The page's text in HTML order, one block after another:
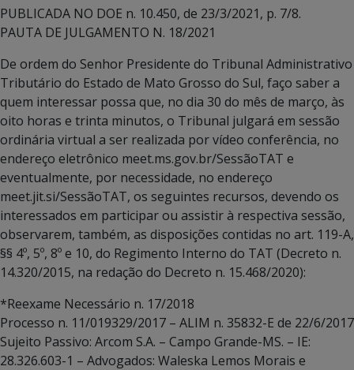
PUBLICADA NO DOE n. 10.450, de 23/3/2021, p. 7/8.
PAUTA DE JULGAMENTO N. 18/2021
De ordem do Senhor Presidente do Tribunal Administrativo
Tributário do Estado de Mato Grosso do Sul, faço saber a
quem interessar possa que, no dia 30 do mês de março, às
oito horas e trinta minutos, o Tribunal julgará em sessão
ordinária virtual a ser realizada por vídeo conferência, no
endereço eletrônico meet.ms.gov.br/SessãoTAT e
eventualmente, por necessidade, no endereço
meet.jit.si/SessãoTAT, os seguintes recursos, devendo os
interessados em participar ou assistir à respectiva sessão,
observarem, também, as disposições contidas no art. 119-A,
§§ 4º, 5º, 8º e 10, do Regimento Interno do TAT (Decreto n.
14.320/2015, na redação do Decreto n. 15.468/2020):
*Reexame Necessário n. 17/2018
Processo n. 11/019329/2017 – ALIM n. 35832-E de 22/6/2017
Sujeito Passivo: Arcom S.A. – Campo Grande-MS. – IE:
28.326.603-1 – Advogados: Waleska Lemos Morais e